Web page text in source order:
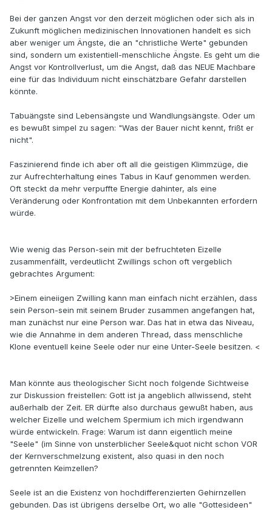
Bei der ganzen Angst vor den derzeit möglichen oder sich als in
Zukunft möglichen medizinischen Innovationen handelt es sich
aber weniger um Ängste, die an "christliche Werte" gebunden
sind, sondern um existentiell-menschliche Ängste. Es geht um die
Angst vor Kontrollverlust, um die Angst, daß das NEUE Machbare
eine für das Individuum nicht einschätzbare Gefahr darstellen
könnte.
Tabuängste sind Lebensängste und Wandlungsängste. Oder um
es bewußt simpel zu sagen: "Was der Bauer nicht kennt, frißt er
nicht".
Faszinierend finde ich aber oft all die geistigen Klimmzüge, die
zur Aufrechterhaltung eines Tabus in Kauf genommen werden.
Oft steckt da mehr verpuffte Energie dahinter, als eine
Veränderung oder Konfrontation mit dem Unbekannten erfordern
würde.
Wie wenig das Person-sein mit der befruchteten Eizelle
zusammenfällt, verdeutlicht Zwillings schon oft vergeblich
gebrachtes Argument:
>Einem eineiigen Zwilling kann man einfach nicht erzählen, dass
sein Person-sein mit seinem Bruder zusammen angefangen hat,
man zunächst nur eine Person war. Das hat in etwa das Niveau,
wie die Annahme in dem anderen Thread, dass menschliche
Klone eventuell keine Seele oder nur eine Unter-Seele besitzen. <
Man könnte aus theologischer Sicht noch folgende Sichtweise
zur Diskussion freistellen: Gott ist ja angeblich allwissend, steht
außerhalb der Zeit. ER dürfte also durchaus gewußt haben, aus
welcher Eizelle und welchem Spermium ich mich irgendwann
würde entwickeln. Frage: Warum ist dann eigentlich meine
"Seele" (im Sinne von unsterblicher Seele&quot nicht schon VOR
der Kernverschmelzung existent, also quasi in den noch
getrennten Keimzellen?
Seele ist an die Existenz von hochdifferenzierten Gehirnzellen
gebunden. Das ist übrigens derselbe Ort, wo alle "Gottesideen"